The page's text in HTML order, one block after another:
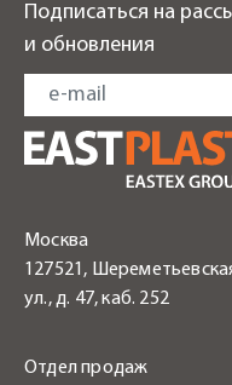
Подписаться на
и обновления
Москва
127521,
ул., д. 47, каб. 252
Отдел продаж